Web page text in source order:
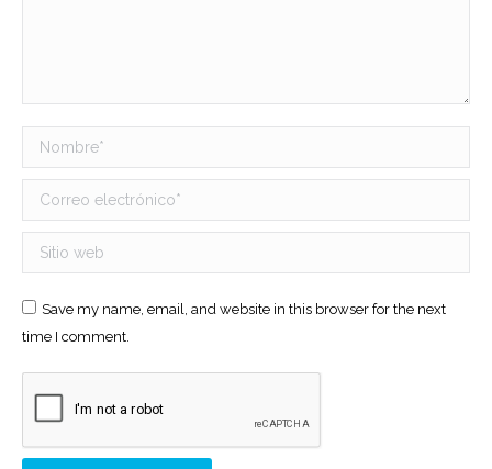
Nombre *
Correo electrónico *
Sitio web
Save my name, email, and website in this browser for the next
time I comment.